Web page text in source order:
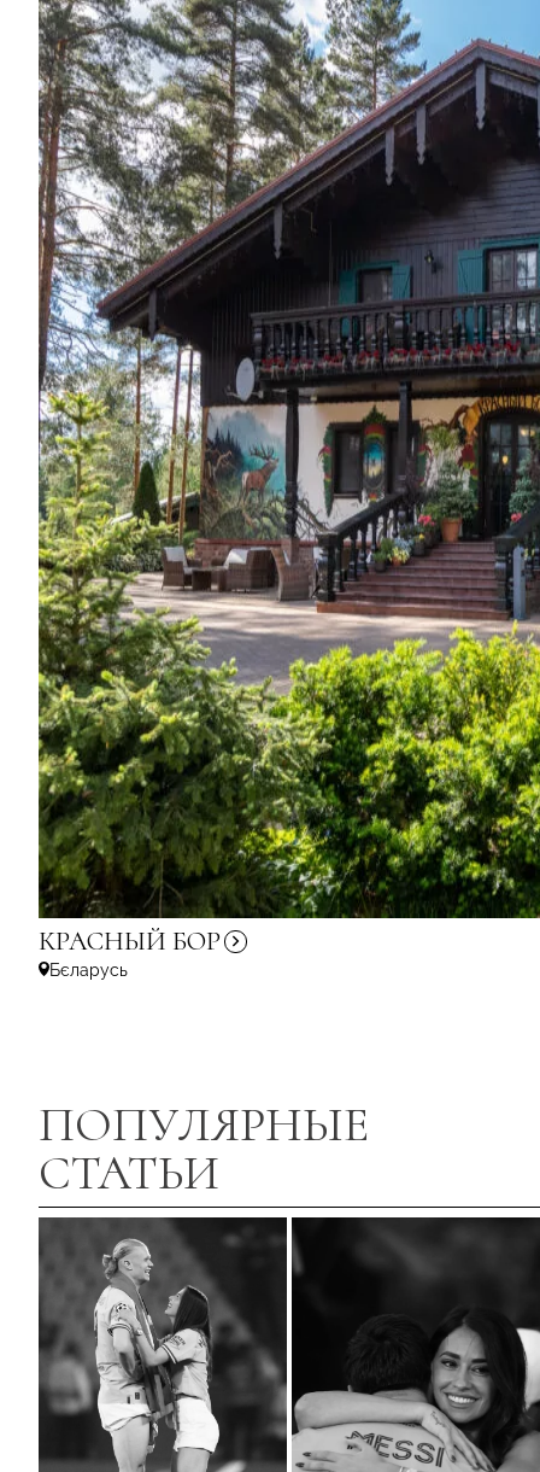
КРАСНЫЙ БОР
Бєларусь
ПОПУЛЯРНЫЕ
СТАТЬИ